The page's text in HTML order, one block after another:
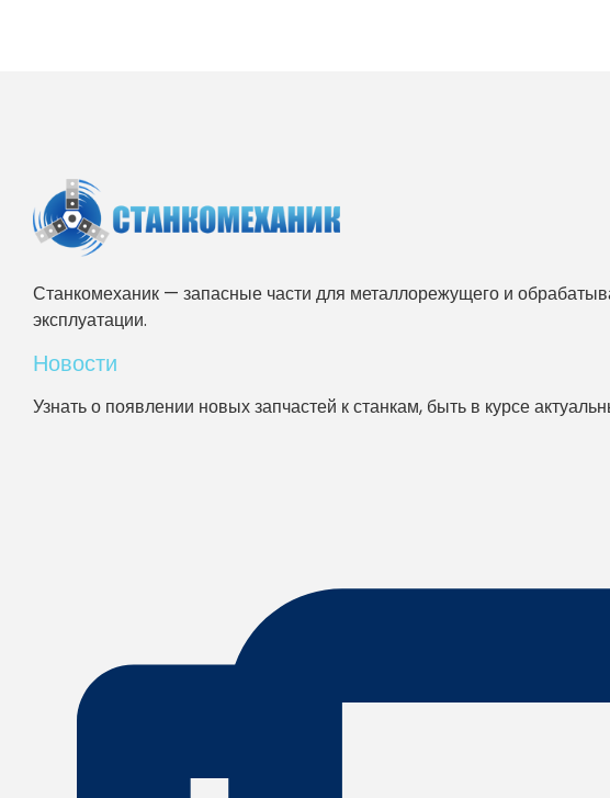
Станкомеханик — запасные части для металлорежущего и
эксплуатации.
Новости
Узнать о появлении новых запчастей к станкам, быть в курсе